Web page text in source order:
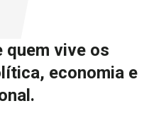
vive os
economia e